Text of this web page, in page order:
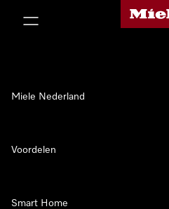
Miele Nederland
Voordelen
Smart Home